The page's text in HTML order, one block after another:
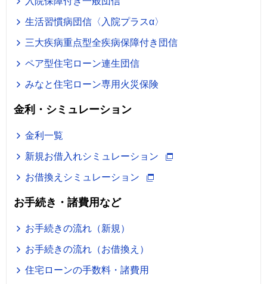
生活習慣病団信〈入院プラスα〉
三大疾病重点型全疾病保障付き団信
ペア型住宅ローン連生団信
みなと住宅ローン専用火災保険
金利・シミュレーション
金利一覧
新規お借入れシミュレーション
お借換えシミュレーション
お手続き・諸費用など
お手続きの流れ（新規）
お手続きの流れ（お借換え）
住宅ローンの手数料・諸費用